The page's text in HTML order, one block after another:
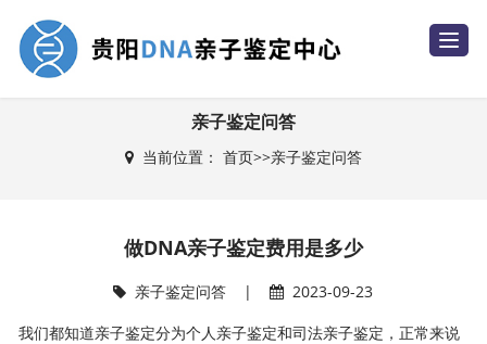
T
o
亲子鉴定问答
当前位置： 首页>>亲子鉴定问答
做DNA亲子鉴定费用是多少
亲子鉴定问答 |
2023-09-23
我们都知道亲子鉴定分为个人亲子鉴定和司法亲子鉴定 ，正常来说